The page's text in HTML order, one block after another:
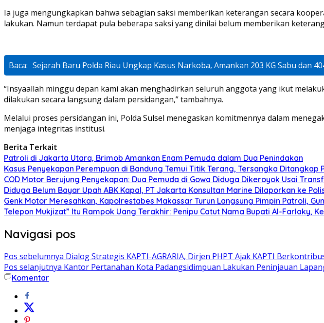
Ia juga mengungkapkan bahwa sebagian saksi memberikan keterangan secara
lakukan. Namun terdapat pula beberapa saksi yang dinilai belum memberikan
Baca: Sejarah Baru Polda Riau Ungkap Kasus Narkoba, Amankan 203 KG Sabu dan
“Insyaallah minggu depan kami akan menghadirkan seluruh anggota yang ikut
dilakukan secara langsung dalam persidangan,” tambahnya.
Melalui proses persidangan ini, Polda Sulsel menegaskan komitmennya dalam
menjaga integritas institusi.
Berita Terkait
Patroli di Jakarta Utara, Brimob Amankan Enam Pemuda dalam Dua Penindakan
Kasus Penyekapan Perempuan di Bandung Temui Titik Terang, Tersangka Ditangkap
COD Motor Berujung Penyekapan: Dua Pemuda di Gowa Diduga Dikeroyok Usai
Diduga Belum Bayar Upah ABK Kapal, PT Jakarta Konsultan Marine Dilaporkan ke
Genk Motor Meresahkan, Kapolrestabes Makassar Turun Langsung Pimpin Patroli,
Telepon Mukjizat” Itu Rampok Uang Terakhir: Penipu Catut Nama Bupati Al-Farlaky,
Navigasi pos
Pos sebelumnya Dialog Strategis KAPTI-AGRARIA, Dirjen PHPT Ajak KAPTI
Pos selanjutnya Kantor Pertanahan Kota Padangsidimpuan Lakukan Peninjauan
Komentar